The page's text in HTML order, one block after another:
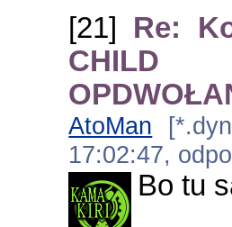
[21] Re:
CHILD
AtoMan
17:02:47,
Bo tu